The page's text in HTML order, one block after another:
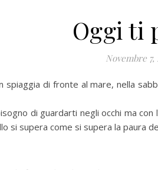
Oggi ti
Novembre 7,
di fronte al mare, nella
di guardarti negli occhi ma
si supera come si supera la paura